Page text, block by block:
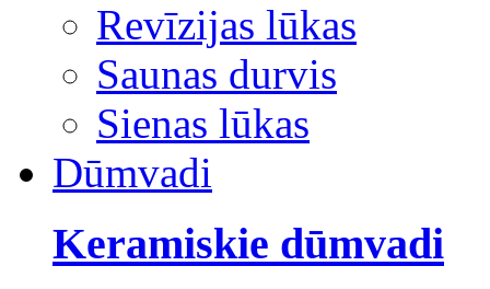
Revīzijas lūkas
Saunas durvis
Sienas lūkas
Dūmvadi
Keramiskie dūmvadi